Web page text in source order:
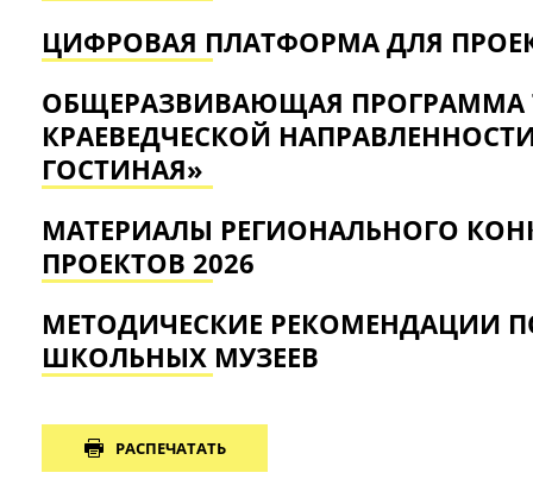
ЦИФРОВАЯ ПЛАТФОРМА ДЛЯ
ОБЩЕРАЗВИВАЮЩАЯ ПРОГРАММА
КРАЕВЕДЧЕСКОЙ
ГОСТИНАЯ»
МАТЕРИАЛЫ РЕГИОНАЛЬНОГО
ПРОЕКТОВ 2026
МЕТОДИЧЕСКИЕ РЕКОМЕНДАЦИИ
ШКОЛЬНЫХ МУЗЕЕВ
РАСПЕЧАТАТЬ